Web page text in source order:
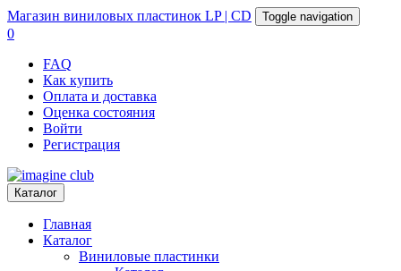
Магазин виниловых пластинок LP | CD Toggle navigation
0
FAQ
Как купить
Оплата и доставка
Оценка состояния
Войти
Регистрация
Каталог
Главная
Каталог
Виниловые пластинки